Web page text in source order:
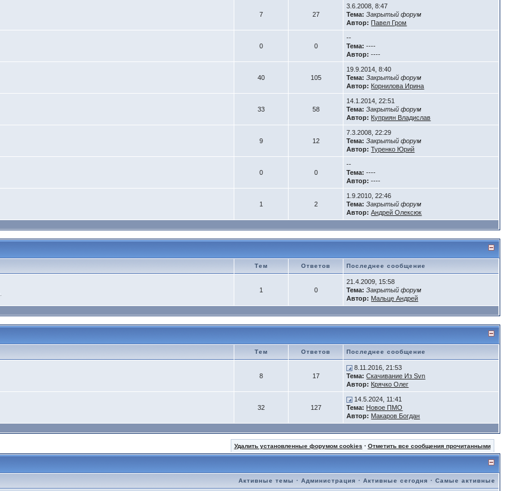
7 27
3.6.2008, 8:47
Тема: Закрытый форум
Автор: Павел Гром
0 0
--
Тема: ----
Автор: ----
40 105
19.9.2014, 8:40
Тема: Закрытый форум
Автор: Корнилова Ирина
33 58
14.1.2014, 22:51
Тема: Закрытый форум
Автор: Куприян Владислав
9 12
7.3.2008, 22:29
Тема: Закрытый форум
Автор: Туренко Юрий
0 0
--
Тема: ----
Автор: ----
1 2
1.9.2010, 22:46
Тема: Закрытый форум
Автор: Андрей Олексюк
Тем Ответов Последнее сообщение
1 0
21.4.2009, 15:58
Тема: Закрытый форум
Автор: Мальце Андрей
Тем Ответов Последнее сообщение
8 17
8.11.2016, 21:53
Тема: Скачивание Из Svn
Автор: Крячко Олег
32 127
14.5.2024, 11:41
Тема: Новое ПМО
Автор: Макаров Богдан
Удалить установленные форумом cookies · Отметить все сообщения прочитанными
Активные темы ·Администрация ·Активные сегодня ·Самые активные